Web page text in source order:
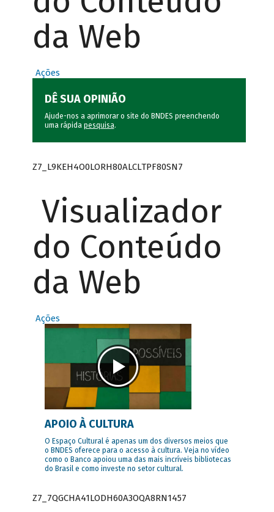
da Web
Ações
DÊ SUA OPINIÃO
Ajude-nos a aprimorar o site do BNDES preenchendo
uma rápida pesquisa.
Z7_L9KEH4O0LORH80ALCLTPF80SN7
Visualizador
do Conteúdo
da Web
Ações
APOIO À CULTURA
O Espaço Cultural é apenas um dos diversos meios que
o BNDES oferece para o acesso à cultura. Veja no vídeo
como o Banco apoiou uma das mais incríveis bibliotecas
do Brasil e como investe no setor cultural.
Z7_7QGCHA41LODH60A3OQA8RN1457